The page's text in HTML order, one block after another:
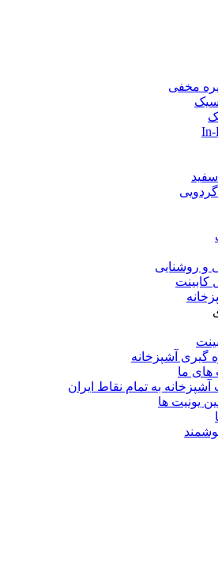
مخفی
سفید
گردویی
و روشنایی
کابینت
گیری آشپزخانه
های ما
آشپزخانه به تمام نقاط ایران
یونیت ها